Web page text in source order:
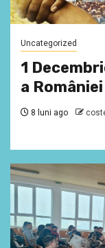
Uncategorized
1
a României
8 luni ago